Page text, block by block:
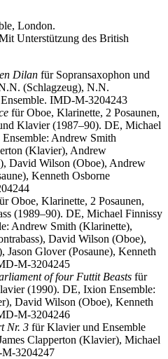
London.
Unterstützung des British
Dilan für Sopransaxophon und
(Schlagzeug), N.N.
IMD-M-3204243
für Oboe, Klarinette, 2 Posaunen,
Klavier (1987–90). DE, Michael
Andrew Smith
(Klavier), Andrew
David Wilson (Oboe), Andrew
Kenneth Osborne
Oboe, Klarinette, 2 Posaunen,
(1989–90). DE, Michael Finnissy
Andrew Smith (Klarinette),
David Wilson (Oboe),
Jason Glover (Posaune), Kenneth
M-3204245
of four Futtit Beasts für
(1990). DE, Ixion Ensemble:
David Wilson (Oboe), Kenneth
M-3204246
Nr. 3 für Klavier und Ensemble
Clapperton (Klavier), Michael
3204247